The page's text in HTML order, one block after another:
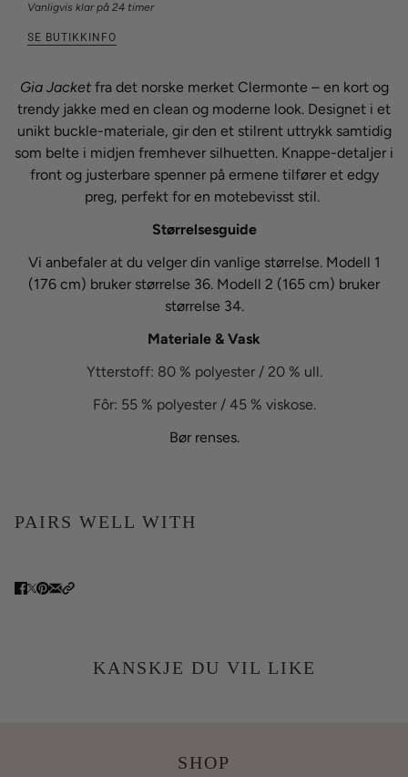
Vanligvis klar på 24 timer
SE BUTIKKINFO
Gia Jacket fra det norske merket Clermonte – en kort og
trendy jakke med en clean og moderne look. Designet i et
unikt buckle-materiale, gir den et stilrent uttrykk samtidig
som belte i midjen fremhever silhuetten. Knappe-detaljer i
front og justerbare spenner på ermene tilfører et edgy
preg, perfekt for en motebevisst stil.
Størrelsesguide
Vi anbefaler at du velger din vanlige størrelse. Modell 1
(176 cm) bruker størrelse 36. Modell 2 (165 cm) bruker
størrelse 34.
Materiale & Vask
Ytterstoff: 80 % polyester / 20 % ull.
Fôr: 55 % polyester / 45 % viskose.
Bør renses.
PAIRS WELL WITH
KANSKJE DU VIL LIKE
SHOP